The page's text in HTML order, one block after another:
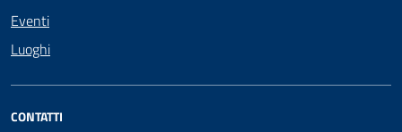
Eventi
Luoghi
CONTATTI